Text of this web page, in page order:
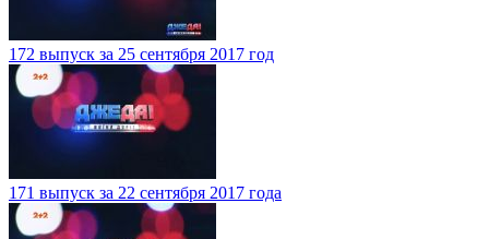
172 выпуск за 25 сентября 2017 год
171 выпуск за 22 сентября 2017 года